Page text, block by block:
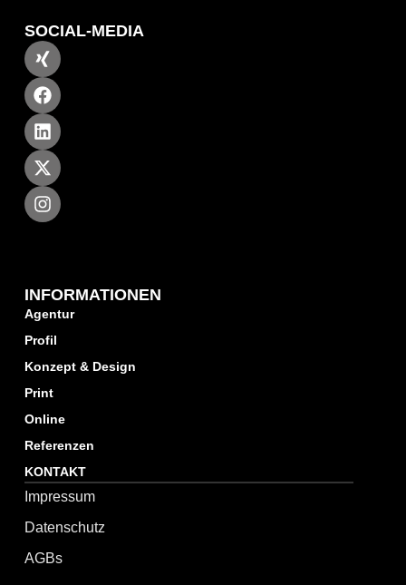
INFORMATIONEN
Agentur
Profil
Konzept & Design
Print
Online
Referenzen
KONTAKT
Impressum
Datenschutz
AGBs
SOCIAL-MEDIA